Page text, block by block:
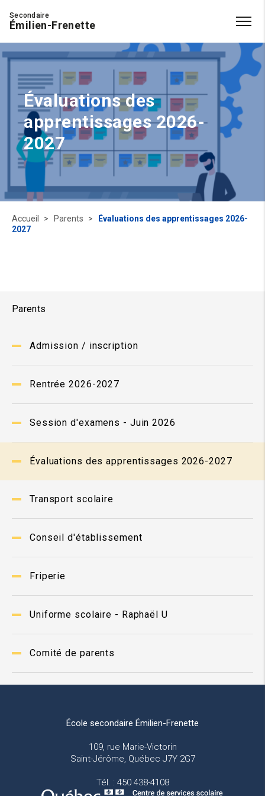
Secondaire
Émilien-Frenette
Évaluations des
apprentissages 2026-
2027
Parents
Admission / inscription
Rentrée 2026-2027
Session d'examens - Juin 2026
Évaluations des apprentissages 2026-2027
Transport scolaire
Conseil d'établissement
Friperie
Uniforme scolaire - Raphaël U
Comité de parents
Accueil Parents
Évaluations des apprentissages 2026-
2027
École secondaire Émilien-Frenette
109, rue Marie-Victorin
Saint-Jérôme, Québec J7Y 2G7
Tél. : 450 438-4108